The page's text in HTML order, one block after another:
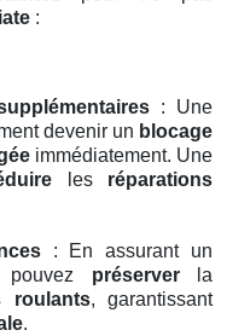
:
: Une
devenir un blocage
immédiatement. Une
les réparations
: En assurant un
préserverla
roulants, garantissant
.